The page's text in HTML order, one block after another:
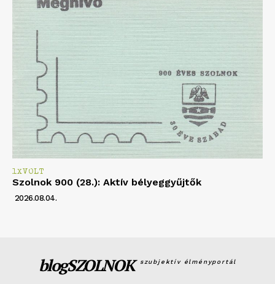
1XVOLT
Szolnok 900 (28.): Aktív bélyeggyűjtők
2026.08.04.
blogSZOLNOK szubjektív élményportál